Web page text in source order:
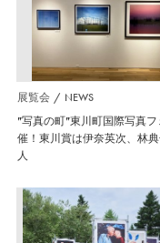
展覧会 NEWS
”写真の町”東川町国際写真
催！東川賞は伊奈英次、林
人